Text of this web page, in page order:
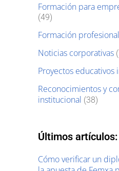
Formación para
(49)
Formación profesional
Noticias corporativas
Proyectos educativos
Reconocimientos y
institucional (38)
Últimos artículos:
Cómo verificar un